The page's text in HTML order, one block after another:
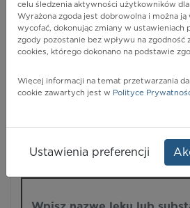
POKAŻ
celu śledzenia aktywności użytkowników
Wyrażona zgoda jest dobrowolna i można
wycofać, dokonując zmiany w ustawieniach
zgody pozostanie bez wpływu na zgodność
cookies, którego dokonano na podstawie
Więcej informacji na temat przetwarzania
cookie zawartych jest w Polityce
Ustawienia preferencji